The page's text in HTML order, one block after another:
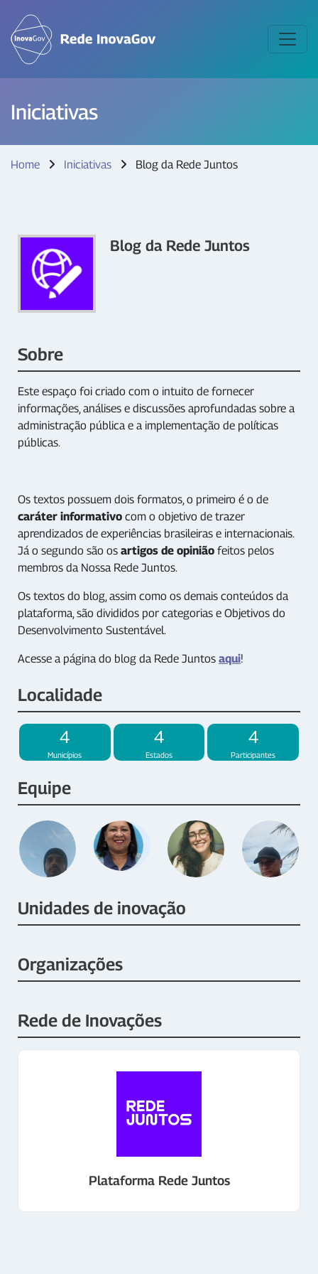
Iniciativas
Home Iniciativas Blog da Rede Juntos
Blog da Rede Juntos
Sobre
Este espaço foi criado com o intuito de fornecer
informações, análises e discussões aprofundadas sobre a
administração pública e a implementação de políticas
públicas.
Os textos possuem dois formatos, o primeiro é o de
caráter informativo com o objetivo de trazer
aprendizados de experiências brasileiras e internacionais.
Já o segundo são os artigos de opinião feitos pelos
membros da Nossa Rede Juntos.
Os textos do blog, assim como os demais conteúdos da
plataforma, são divididos por categorias e Objetivos do
Desenvolvimento Sustentável.
Acesse a página do blog da Rede Juntos aqui!
Localidade
4
Municípios
4
Estados
4
Participantes
Equipe
Unidades de inovação
Organizações
Rede de Inovações
Plataforma Rede Juntos